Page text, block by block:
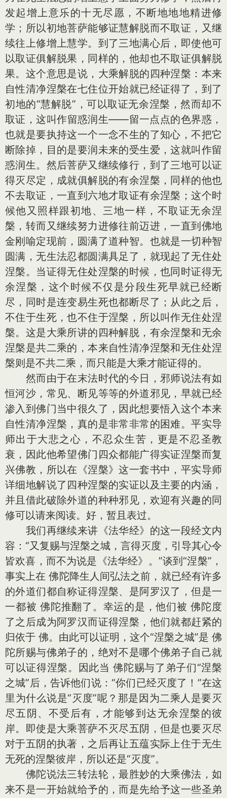
发起增上意乐的十无尽愿，不断地地地精进修
学；所以初地菩萨能够证慧解脱而不取证，又继
续往上修增上慧学。到了三地满心后，即使他可
以取证俱解脱果，同样的，他却也不取证俱解脱
果。这个意思是说，大乘解脱的四种涅槃：本来
自性清净涅槃在七住位开始就已经证得了，到了
初地的“慧解脱”，可以取证无余涅槃，然而却不
取证，这叫作留惑润生——留一点点的色界惑，
也就是要执持这一个一念不生的了知心，不把它
断除掉，目的是要润未来的受生爱，这就叫作留
惑润生。然后菩萨又继续修行，到了三地可以证
得灭尽定，成就俱解脱的有余涅槃，同样的他也
不去取证，一直到六地才取证有余涅槃；这个时
候他又照样跟初地、三地一样，不取证无余涅
槃，转而又继续努力进修往前迈进，一直到佛地
金刚喻定现前，圆满了道种智。也就是一切种智
圆满，无生法忍都圆满具足了，就现起了无住处
涅槃。当证得无住处涅槃的时候，也同时证得无
余涅槃，这个时候不仅是分段生死早就已经断
尽，同时是连变易生死也都断尽了；从此之后，
不住于生死，也不住于涅槃，所以叫作无住处涅
槃。这是大乘所讲的四种解脱，有余涅槃和无余
涅槃是共二乘的，本来自性清净涅槃和无住处涅
槃则是不共二乘，而只能是大乘才能证得的。
然而由于在末法时代的今日，邪师说法有如
恒河沙，常见、断见等等的外道邪见，早就已经
渗入到佛门当中很久了，因此想要悟入这个本来
自性清净涅槃，真的是非常非常的困难。平实导
师出于大悲之心，不忍众生苦，更是不忍圣教
衰，因此他希望佛门四众都能广得实证涅槃而复
兴佛教，所以在《涅槃》这一套书中，平实导师
详细地解说了四种涅槃的实证以及主要的内涵，
并且借此破除外道的种种邪见，欢迎有兴趣的同
修可以请来阅读。好，暂且表过。
我们再继续来讲《法华经》的这一段经文内
容：“又复赐与涅槃之城，言得灭度，引导其心令
皆欢喜，而不为说是《法华经》。”谈到“涅槃”，
事实上在 佛陀降生人间弘法之前，就已经有许多
的外道们都自称证得涅槃、是阿罗汉了，但是一
一都被 佛陀推翻了。幸运的是，他们被 佛陀度
了之后成为阿罗汉而证得涅槃，他们就都赶紧的
归依于 佛。由此可以证明，这个“涅槃之城”是 佛
陀所赐与佛弟子的，绝对不是哪个佛弟子自己就
可以证得涅槃。因此当 佛陀赐与了弟子们“涅槃
之城”后，告诉他们说：“你们已经灭度了！”在这
里为什么说是“灭度”呢？那是因为二乘人是要灭
尽五阴、不受后有，才能够到达无余涅槃的彼
岸。即使是大乘菩萨不灭尽五阴，但是也要灭尽
对于五阴的执著，之后再让五蕴实际上住于无生
无死的涅槃彼岸，所以还是“灭度”。
佛陀说法三转法轮，最胜妙的大乘佛法，如
来不是一开始就给予的，而是先给予这一些圣弟